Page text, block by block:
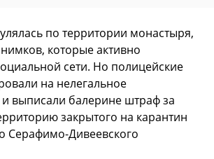
по территории монастыря,
которые активно
сети. Но полицейские
на нелегальное
выписали балерине штраф за
закрытого на карантин
Серафимо-Дивеевского